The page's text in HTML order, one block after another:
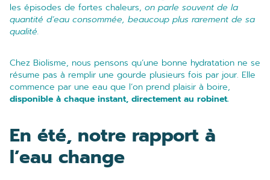
les épisodes de fortes chaleurs, on parle souvent de la
quantité d’eau consommée, beaucoup plus rarement de sa
qualité.
Chez Biolisme, nous pensons qu’une bonne hydratation ne se
résume pas à remplir une gourde plusieurs fois par jour. Elle
commence par une eau que l’on prend plaisir à boire,
disponible à chaque instant, directement au robinet.
En été, notre rapport à
l’eau change